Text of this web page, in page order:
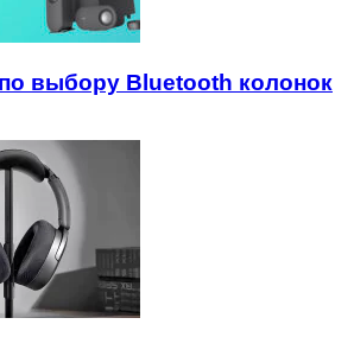
выбору Bluetooth колонок